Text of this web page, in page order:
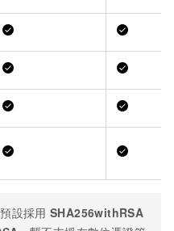
設採用 SHA256withRSA